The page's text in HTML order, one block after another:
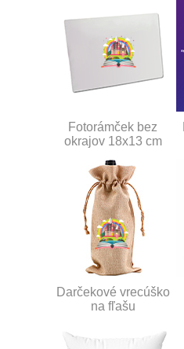
Fotorámček bez
okrajov 18x13 cm
Darčekové vrecúško
na fľašu